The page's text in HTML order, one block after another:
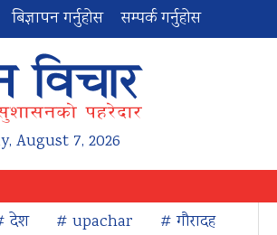
बिज्ञापन गर्नुहोस सम्पर्क गर्नुहोस
August 7, 2026
देश # upachar
# गौरादह